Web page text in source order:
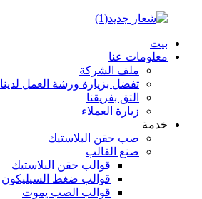
بيت
معلومات عنا
ملف الشركة
تفضل بزيارة ورشة العمل لدينا
التق بفريقنا
زيارة العملاء
خدمة
صب حقن البلاستيك
صنع القالب
قوالب حقن البلاستيك
قوالب ضغط السيليكون
قوالب الصب يموت